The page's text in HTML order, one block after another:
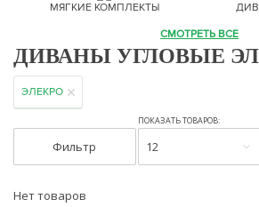
МЯГКИЕ КОМПЛЕКТЫ
СМОТРЕТЬ ВСЕ
ДИВАНЫ УГЛОВЫЕ
ЭЛЕКРО
Фильтр
ПОКАЗАТЬ ТОВАРОВ:
12
Нет товаров